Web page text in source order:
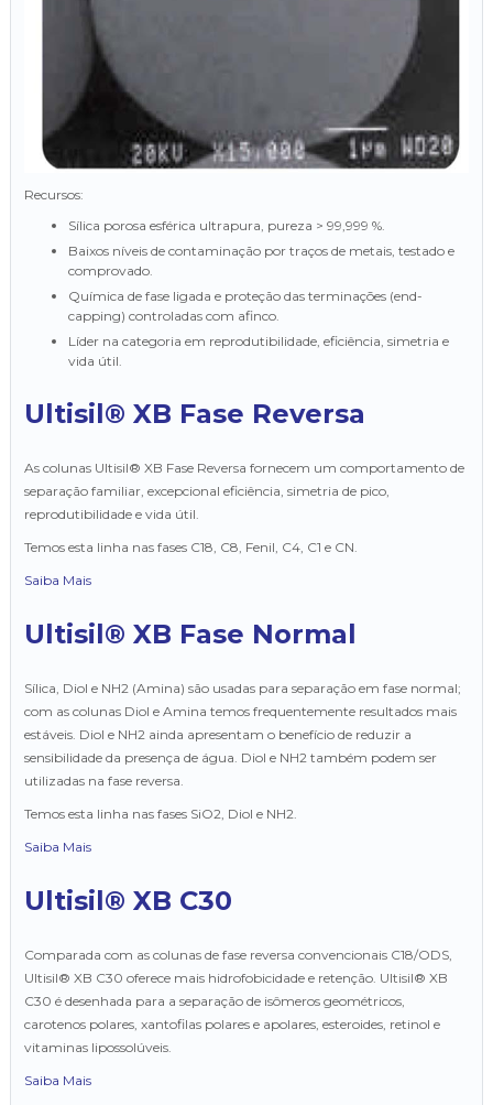
Recursos:
Sílica porosa esférica ultrapura, pureza > 99,999 %.
Baixos níveis de contaminação por traços de metais, testado e
comprovado.
Química de fase ligada e proteção das terminações (end-
capping) controladas com afinco.
Líder na categoria em reprodutibilidade, eficiência, simetria e
vida útil.
Ultisil® XB Fase Reversa
As colunas Ultisil® XB Fase Reversa fornecem um comportamento de
separação familiar, excepcional eficiência, simetria de pico,
reprodutibilidade e vida útil.
Temos esta linha nas fases C18, C8, Fenil, C4, C1 e CN.
Saiba Mais
Ultisil® XB Fase Normal
Sílica, Diol e NH2 (Amina) são usadas para separação em fase normal;
com as colunas Diol e Amina temos frequentemente resultados mais
estáveis. Diol e NH2 ainda apresentam o benefício de reduzir a
sensibilidade da presença de água. Diol e NH2 também podem ser
utilizadas na fase reversa.
Temos esta linha nas fases SiO2, Diol e NH2.
Saiba Mais
Ultisil® XB C30
Comparada com as colunas de fase reversa convencionais C18/ODS,
Ultisil® XB C30 oferece mais hidrofobicidade e retenção. Ultisil® XB
C30 é desenhada para a separação de isômeros geométricos,
carotenos polares, xantofilas polares e apolares, esteroides, retinol e
vitaminas lipossolúveis.
Saiba Mais